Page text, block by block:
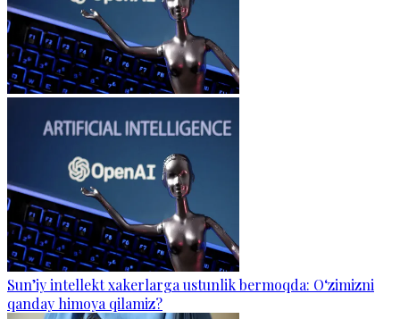
Sun’iy intellekt xakerlarga ustunlik bermoqda: O‘zimizni
qanday himoya qilamiz?